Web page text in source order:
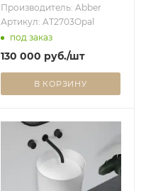
Kristall AT2703Opal
коричневая
Производитель: Abber
Артикул: AT2703Opal
под заказ
130 000 руб./шт
В КОРЗИНУ